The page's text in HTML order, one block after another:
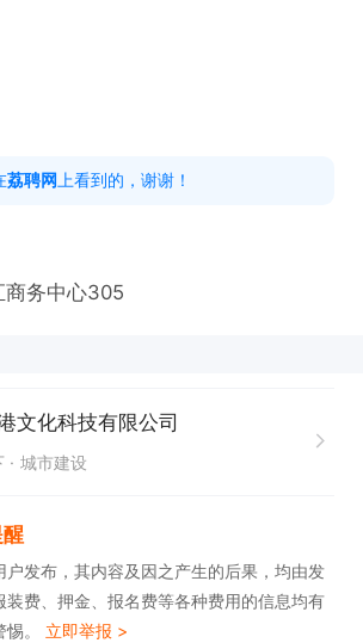
有相关项目业绩
日常操作与维护
备突发故障
统的安全检查
荔聘网 上看到的，谢谢！
商务中心305
文化科技有限公司
城市建设
户发布，其内容及因之产生的后果，均由发
装费、押金、报名费等各种费用的信息均有
。 立即举报 >